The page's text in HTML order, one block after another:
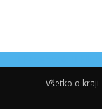
Všetko o kraji